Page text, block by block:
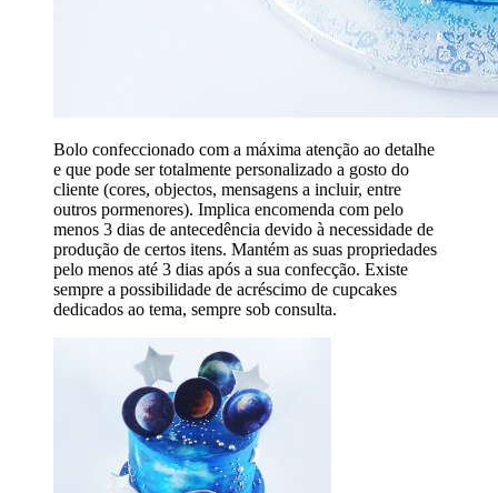
Bolo confeccionado com a máxima atenção ao detalhe
e que pode ser totalmente personalizado a gosto do
cliente (cores, objectos, mensagens a incluir, entre
outros pormenores). Implica encomenda com pelo
menos 3 dias de antecedência devido à necessidade de
produção de certos itens. Mantém as suas propriedades
pelo menos até 3 dias após a sua confecção. Existe
sempre a possibilidade de acréscimo de cupcakes
dedicados ao tema, sempre sob consulta.